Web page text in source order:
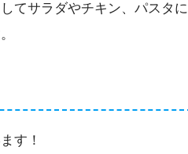
てサラダやチキン、パスタに
す！